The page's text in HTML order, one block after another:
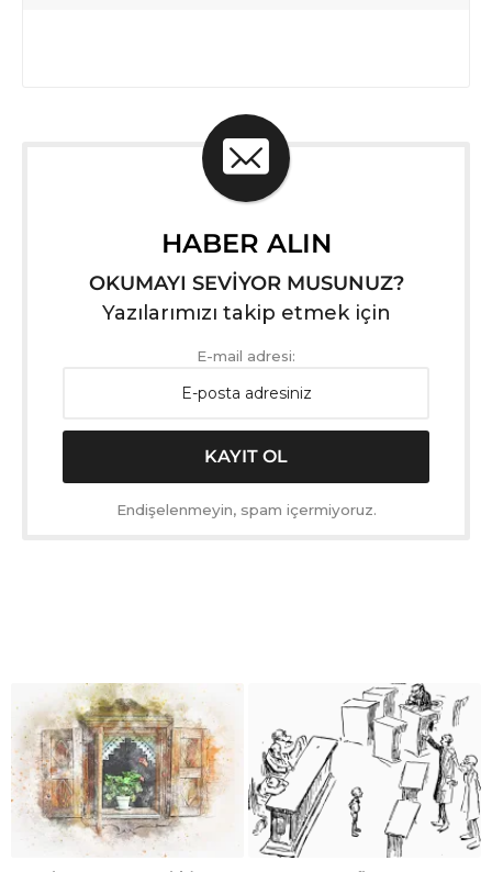
HABER ALIN
OKUMAYI SEVİYOR MUSUNUZ?
Yazılarımızı takip etmek için
E-mail adresi:
Endişelenmeyin, spam içermiyoruz.